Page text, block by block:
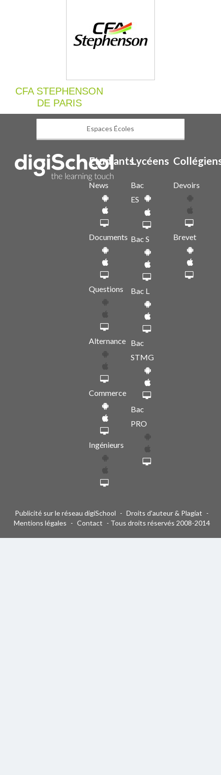
CFA STEPHENSON
DE PARIS
Espaces Écoles
Etudiants
News
Documents
Questions
Alternance
Commerce
Ingénieurs
Lycéens
Bac
ES
Bac S
Bac L
Bac
STMG
Bac
PRO
Devoirs
Brevet
Publicité sur le réseau digiSchool - Droits d'auteur & Plagiat -
Mentions légales - Contact - Tous droits réservés 2008-2014